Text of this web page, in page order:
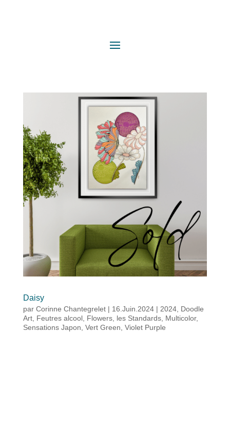
Daisy
par Corinne Chantegrelet| 16.Juin.2024| 2024, Doodle
Art, Feutres alcool, Flowers, les Standards, Multicolor,
Sensations Japon, Vert Green, Violet Purple